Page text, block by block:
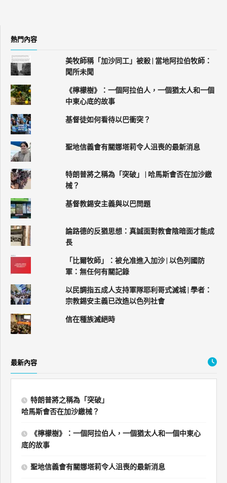
熱門內容
美牧師稱「加沙同工」被殺 | 當地阿拉伯牧師：
聞所未聞
《檸檬樹》：一個阿拉伯人，一個猶太人和一個
中東心底的故事
基督徒如何看待以巴衝突？
聖地信義會有關娜塔莉令人沮喪的最新消息
特朗普將之稱為「突破」 | 哈馬斯會否在加沙繳
械？
基督教錫安主義與以巴問題
論路德的反猶思想：真誠面對教會陰暗面才能成
長
「比爾牧師」：被允准進入加沙 | 以色列國防
軍：無任何有關記錄
以民調指五成人支持軍隊耶利哥式滅城 | 學者：
宗教錫安主義已改造以色列社會
信在種族滅絕時
最新內容
特朗普將之稱為「突破」
哈馬斯會否在加沙繳械？
《檸檬樹》：一個阿拉伯人，一個猶太人和一個中東心
底的故事
聖地信義會有關娜塔莉令人沮喪的最新消息